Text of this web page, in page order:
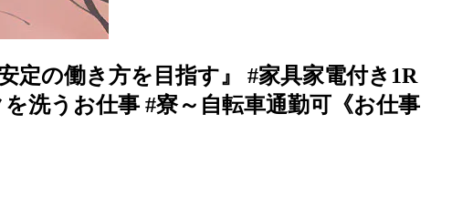
の働き方を目指す』 #家具家電付き1R
洗うお仕事 #寮～自転車通勤可《お仕事